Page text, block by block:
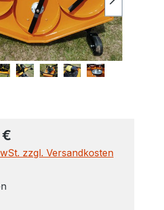
zzgl. Versandkosten